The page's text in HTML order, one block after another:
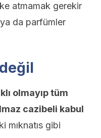
atmamak gerekir
da parfümler
olmayıp tüm
cazibeli kabul
mıknatıs gibi